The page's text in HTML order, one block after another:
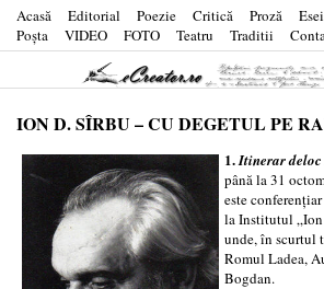
Acasă Editorial Poezie Critică Proză
Poşta
VIDEO FOTO Teatru Traditii
ION D. SÎRBU – CU DEGETUL PE
1.Itinerar deloc
până la 31
este
la Institutul
unde, în scurtul
Romul Ladea,
Bogdan.